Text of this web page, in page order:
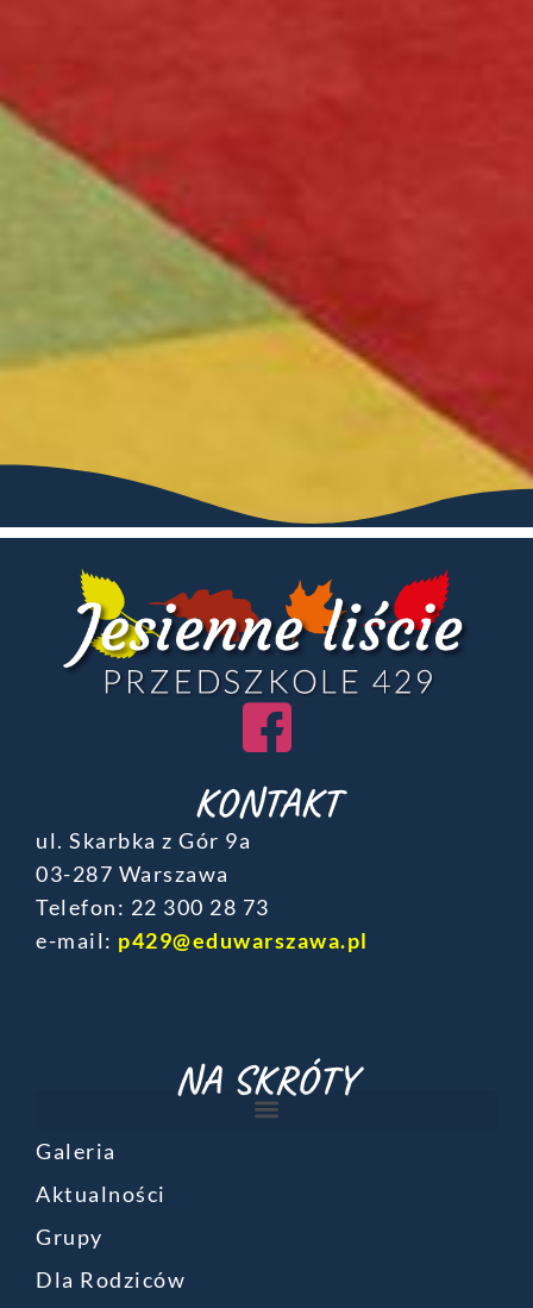
KONTAKT
ul. Skarbka z Gór 9a
03-287 Warszawa
Telefon: ‎22 300 28 73
e-mail: p429@eduwarszawa.pl
NA SKRÓTY
Galeria
Aktualności
Grupy
Dla Rodziców